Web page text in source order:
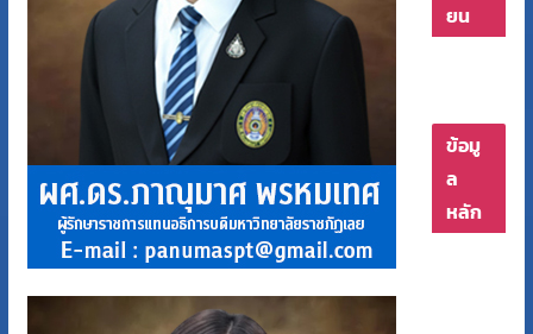
ยน
ข้อมู
ล
หลัก